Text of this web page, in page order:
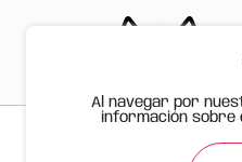
Productos > >
Al navegar por
información sobre